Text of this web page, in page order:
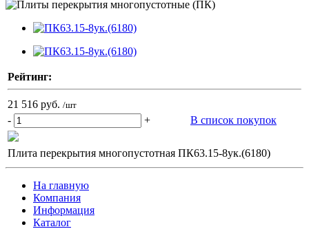
Рейтинг:
21 516 руб. /шт
- + В список покупок
Плита перекрытия многопустотная ПК63.15-8ук.(6180)
На главную
Компания
Информация
Каталог